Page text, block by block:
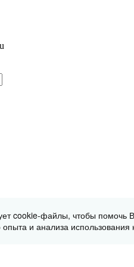
cookie-файлы, чтобы помочь
опыта и анализа